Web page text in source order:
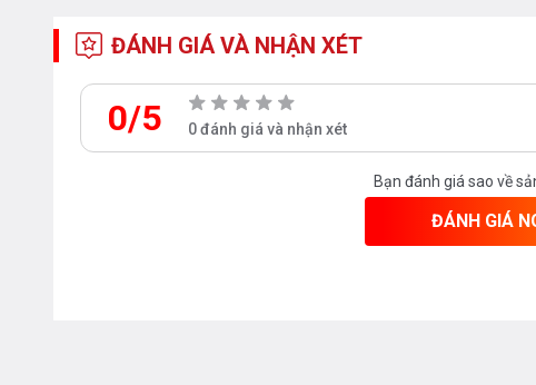
ĐÁNH GIÁ VÀ NHẬN XÉT
0/5 0 đánh giá và nhận xét
Bạn đánh giá sao về
ĐÁNH GIÁ